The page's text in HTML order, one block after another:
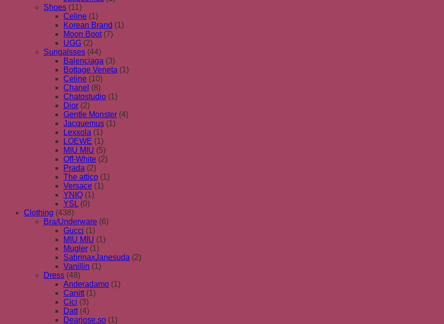
Shoes (11)
Celine (1)
Korean Brand (1)
Moon Boot (7)
UGG (2)
Sungalsses (44)
Balenciaga (3)
Bottage Veneta (1)
Celine (10)
Chanel (8)
Chatostudio (1)
Dior (2)
Gentle Monster (4)
Jacquemus (1)
Lexxola (1)
LOEWE (1)
MIU MIU (5)
Off-White (2)
Prada (2)
The attico (1)
Versace (1)
YNIQ (1)
YSL (0)
Clothing (438)
Bra/Underware (6)
Gucci (1)
MIU MIU (1)
Mugler (1)
SabrinaxJanesuda (2)
Vanillin (1)
Dress (48)
Anderadamo (1)
Canitt (1)
Cici (3)
Datt (4)
Dearjose.so (1)